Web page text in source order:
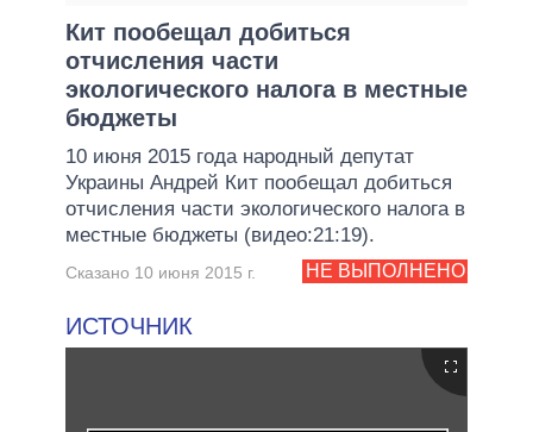
Кит пообещал добиться
отчисления части
экологического налога в местные
бюджеты
10 июня 2015 года народный депутат
Украины Андрей Кит пообещал добиться
отчисления части экологического налога в
местные бюджеты (видео:21:19).
НЕ ВЫПОЛНЕНО
Сказано 10 июня 2015 г.
ИСТОЧНИК